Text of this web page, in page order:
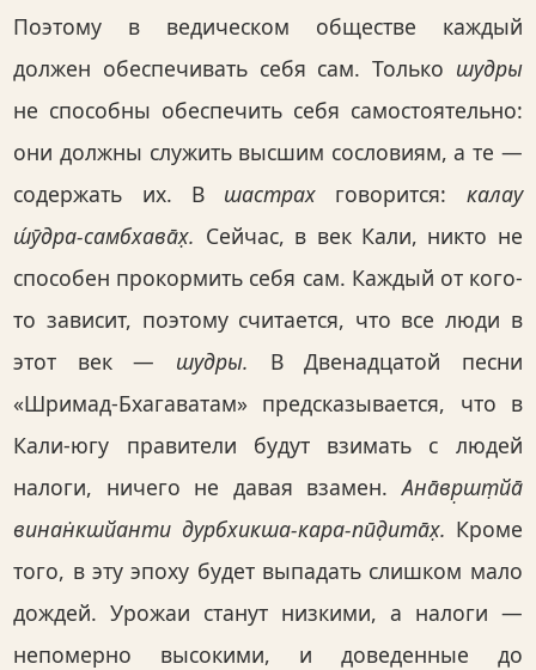
Поэтому в ведическом обществе каждый
должен обеспечивать себя сам. Только шудры
не способны обеспечить себя самостоятельно:
они должны служить высшим сословиям, а те —
содержать их. В шастрах говорится: калау
ш́ӯдра-самбхава̄х̣. Сейчас, в век Кали, никто не
способен прокормить себя сам. Каждый от кого-
то зависит, поэтому считается, что все люди в
этот век — шудры. В Двенадцатой песни
«Шримад-Бхагаватам» предсказывается, что в
Кали-югу правители будут взимать с людей
налоги, ничего не давая взамен.Ана̄вр̣шт̣йа̄
винан̇кшйанти дурбхикша-кара-пӣд̣ита̄х̣. Кроме
того, в эту эпоху будет выпадать слишком мало
дождей. Урожаи станут низкими, а налоги —
непомерно высокими, и доведенные до